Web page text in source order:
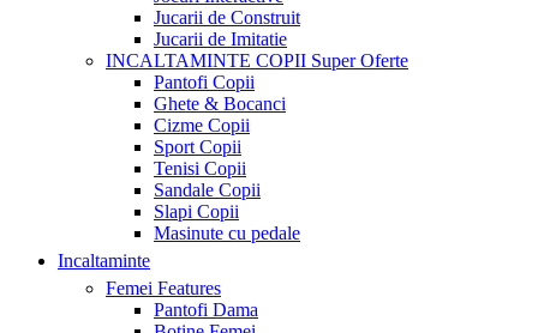
Jucarii de Construit
Jucarii de Imitatie
INCALTAMINTE COPII Super Oferte
Pantofi Copii
Ghete & Bocanci
Cizme Copii
Sport Copii
Tenisi Copii
Sandale Copii
Slapi Copii
Masinute cu pedale
Incaltaminte
Femei Features
Pantofi Dama